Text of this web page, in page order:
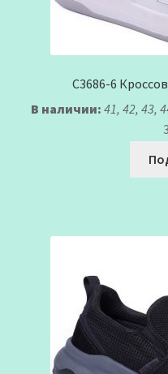
C3686-6
В наличии: 41, 42, 43,